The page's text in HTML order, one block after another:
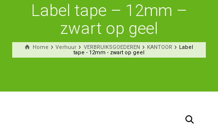
Label tape – 12mm –
zwart op geel
Home Verhuur VERBRUIKSGOEDEREN KANTOOR
Label
tape - 12mm - zwart op geel